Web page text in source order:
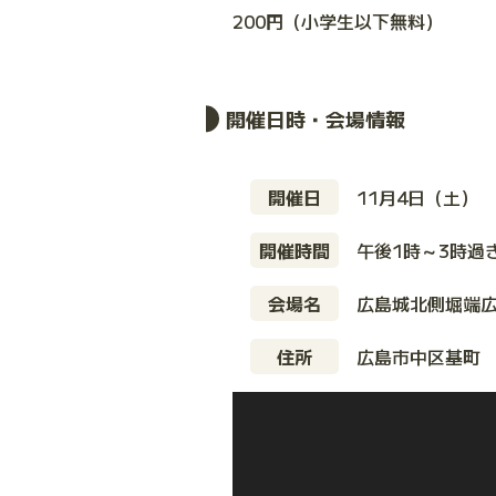
200円（小学生以下無料）
開催日時・会場情報
開催日
11月4日（土）
開催時間
午後1時～3時過
会場名
広島城北側堀端
住所
広島市中区基町